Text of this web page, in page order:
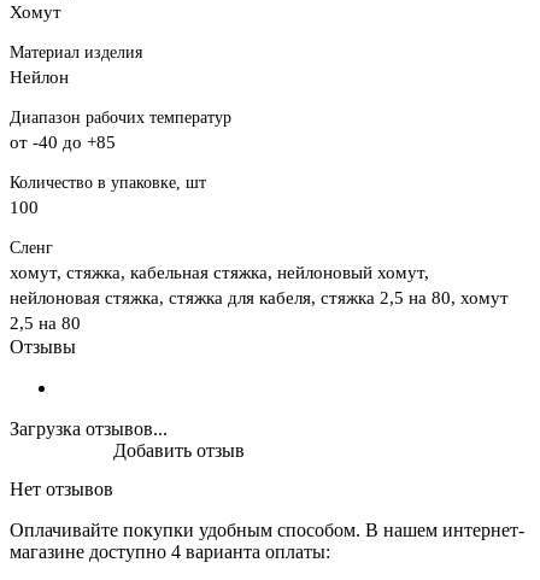
Хомут
Материал изделия
Нейлон
Диапазон рабочих температур
от -40 до +85
Количество в упаковке, шт
100
Сленг
хомут, стяжка, кабельная стяжка, нейлоновый хомут,
нейлоновая стяжка, стяжка для кабеля, стяжка 2,5 на 80, хомут
2,5 на 80
Отзывы
Загрузка отзывов...
Нет отзывов
Добавить отзыв
Оплачивайте покупки удобным способом. В нашем интернет-
магазине доступно 4 варианта оплаты: